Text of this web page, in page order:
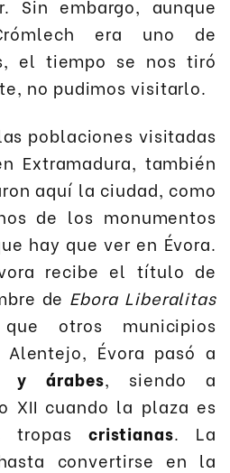
Sin embargo, aunque
era uno de
el tiempo se nos tiró
no pudimos visitarlo.
poblaciones visitadas
Extramadura, también
aquí la ciudad, como
de los monumentos
hay que ver en Évora.
recibe el título de
de Ebora Liberalitas
otros municipios
Évora pasó a
y árabes, siendo a
XII cuando la plaza es
tropas cristianas. La
convertirse en la